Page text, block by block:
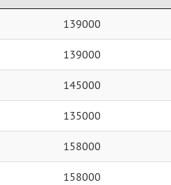
Mittarilukema
139000
139000
145000
135000
158000
158000